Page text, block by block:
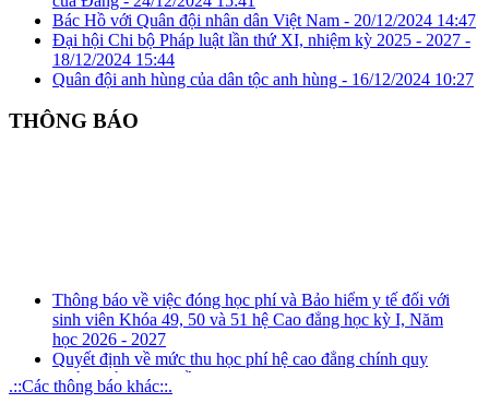
Bác Hồ với Quân đội nhân dân Việt Nam - 20/12/2024 14:47
Đại hội Chi bộ Pháp luật lần thứ XI, nhiệm kỳ 2025 - 2027 -
18/12/2024 15:44
Quân đội anh hùng của dân tộc anh hùng - 16/12/2024 10:27
THÔNG BÁO
Thông báo về việc đóng học phí và Bảo hiểm y tế đối với
sinh viên Khóa 49, 50 và 51 hệ Cao đẳng học kỳ I, Năm
học 2026 - 2027
Quyết định về mức thu học phí hệ cao đẳng chính quy
(ngành đào tạo nghề) năm học 2026 - 2027
Kế hoạch tuyên truyền, phổ biến, giáo dục pháp luật về
.::Các thông báo khác::.